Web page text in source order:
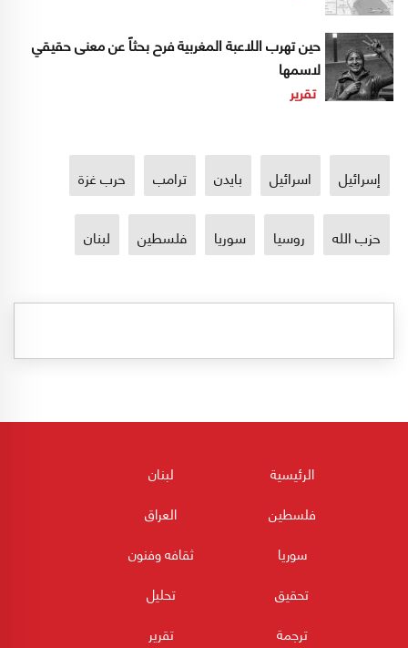
حين تهرب اللاعبة المغربية فرح بحثاً عن معنى حقيقي
لاسمها
تقرير
إسرائيل اسرائيل بايدن ترامب حرب غزة
حزب الله روسيا سوريا فلسطين لبنان
الرئيسية
لبنان
فلسطين
العراق
سوريا
ثقافه وفنون
تحقيق
تحليل
ترجمة
تقرير